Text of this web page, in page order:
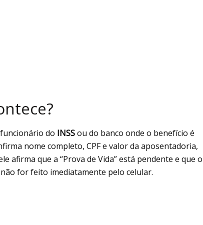
do INSSou do banco onde o benefício é
nome completo, CPF e valor da aposentadoria,
afirma que a “Prova de Vida” está pendente e que o
for feito imediatamente pelo celular.